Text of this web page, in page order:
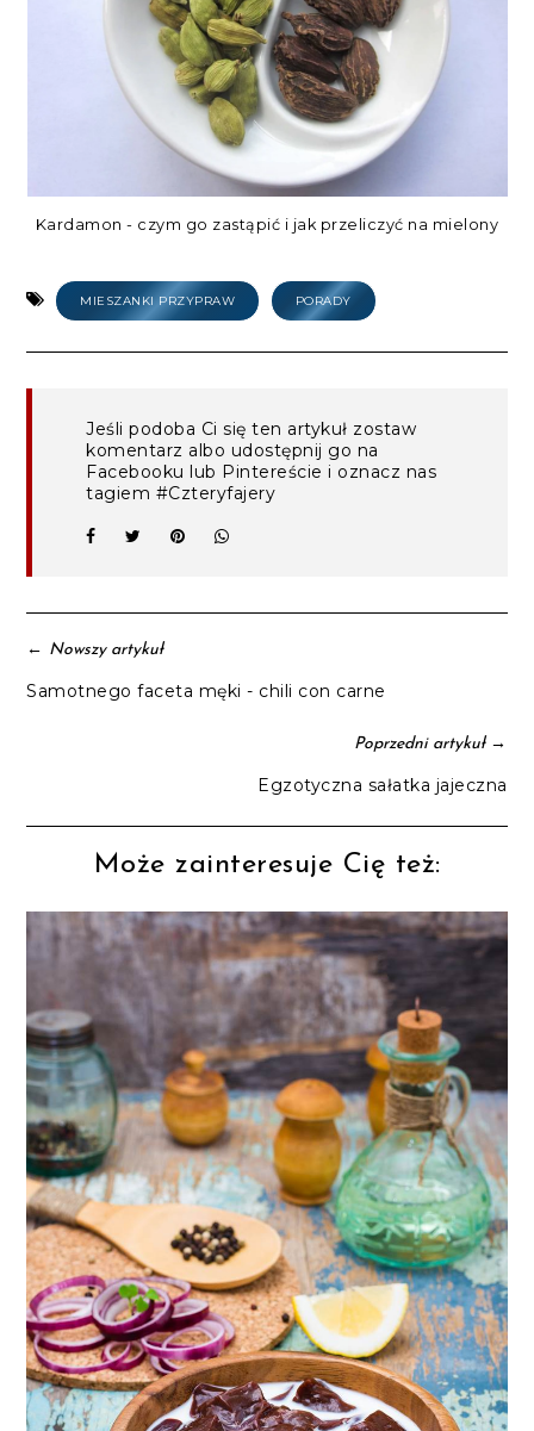
Kardamon - czym go zastąpić i jak przeliczyć na mielony
MIESZANKI PRZYPRAW PORADY
Jeśli podoba Ci się ten artykuł zostaw
komentarz albo udostępnij go na
Facebooku lub Pintereście i oznacz nas
tagiem #Czteryfajery
← Nowszy artykuł
Samotnego faceta męki - chili con carne
Poprzedni artykuł→
Egzotyczna sałatka jajeczna
Może zainteresuje Cię też: